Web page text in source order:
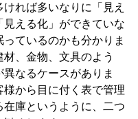
れば多いなりに「見え
える化」ができていな
ているのかも分かりま
、金物、文具のよう
なるケースがありま
から目に付く表で管理
庫というように、二つ